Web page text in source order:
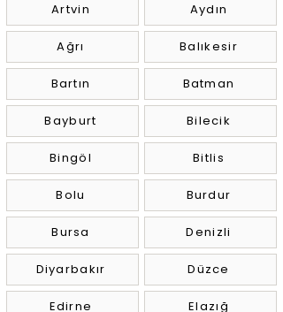
Artvin
Ağrı
Bartın
Bayburt
Bingöl
Bolu
Bursa
Diyarbakır
Edirne
Aydın
Balıkesir
Batman
Bilecik
Bitlis
Burdur
Denizli
Düzce
Elazığ